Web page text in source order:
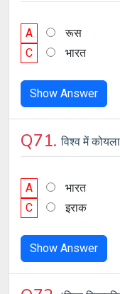
A रूस
C
भारत
Show Answer
Q71.विश्व में
A भारत
C
इराक
Show Answer